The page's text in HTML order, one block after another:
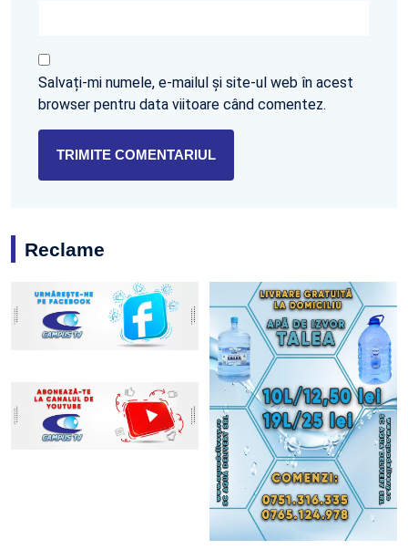
Salvați-mi numele, e-mailul și site-ul web în acest
browser pentru data viitoare când comentez.
Reclame